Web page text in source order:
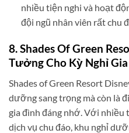
nhiều tiện nghi và hoạt
đội ngũ nhân viên rất chu
8. Shades Of Green
Tưởng Cho Kỳ Nghỉ
Shades of Green Resort
dưỡng sang trọng mà còn là
gia đình đáng nhớ. Với nhiều
dịch vụ chu đáo, khu nghỉ